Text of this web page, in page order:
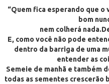
“Quem fica esperando que
bom
nem colherá
E, como você não pode
dentro da barriga de uma
entender as
Semeie de manhã e também
todas as sementes crescerão